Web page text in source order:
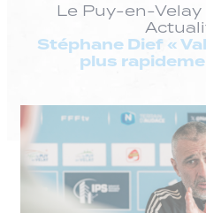
Le Puy-en-
Stéphane Dief «
plus